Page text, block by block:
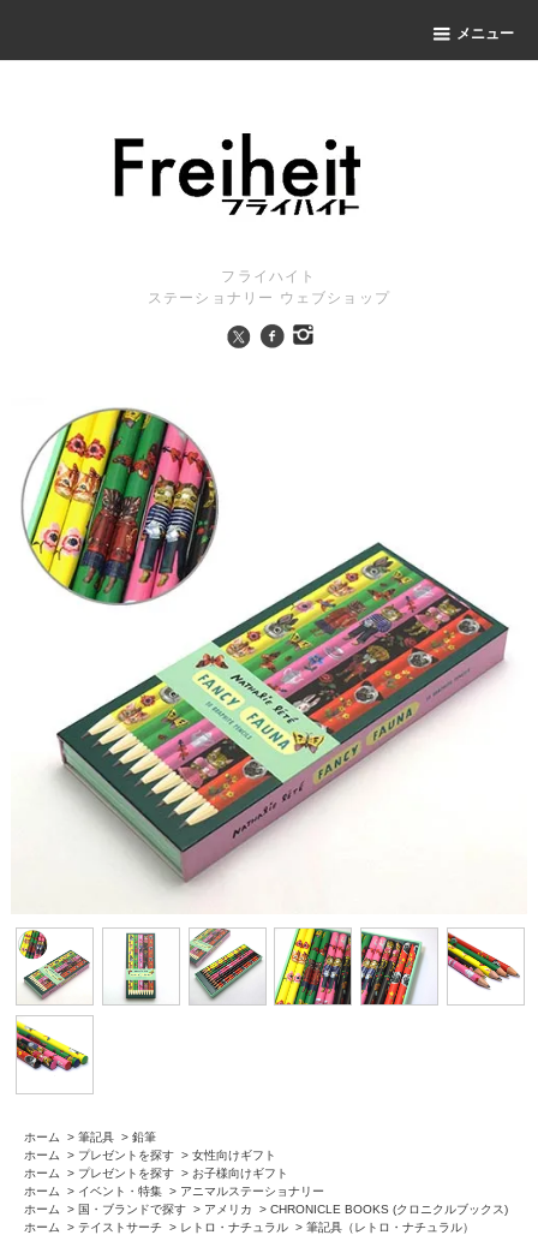
メニュー
フライハイト
ステーショナリー ウェブショップ
ホーム > 筆記具 > 鉛筆
ホーム
> プレゼントを探す > 女性向けギフト
ホーム
> プレゼントを探す > お子様向けギフト
ホーム
> イベント・特集 > アニマルステーショナリー
ホーム
> 国・ブランドで探す > アメリカ > CHRONICLE BOOKS (クロニクルブックス)
ホーム
> テイストサーチ > レトロ・ナチュラル > 筆記具（レトロ・ナチュラル）